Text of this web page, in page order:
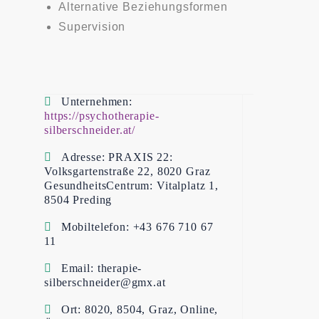
Alternative Beziehungsformen
Supervision
Unternehmen
https://psychotherapie-
silberschneider.at/
Adresse
PRAXIS 22:
Volksgartenstraße 22, 8020 Graz
GesundheitsCentrum: Vitalplatz 1,
8504 Preding
Mobiltelefon
+43 676 710 67
11
Email
therapie-
silberschneider@gmx.at
Ort
8020, 8504, Graz, Online,